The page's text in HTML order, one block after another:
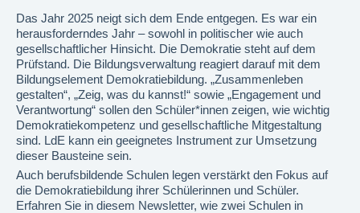
Das Jahr 2025 neigt sich dem Ende entgegen. Es war ein
herausforderndes Jahr – sowohl in politischer wie auch
gesellschaftlicher Hinsicht. Die Demokratie steht auf dem
Prüfstand. Die Bildungsverwaltung reagiert darauf mit dem
Bildungselement Demokratiebildung. „Zusammenleben
gestalten“, „Zeig, was du kannst!“ sowie „Engagement und
Verantwortung“ sollen den Schüler*innen zeigen, wie wichtig
Demokratiekompetenz und gesellschaftliche Mitgestaltung
sind. LdE kann ein geeignetes Instrument zur Umsetzung
dieser Bausteine sein.
Auch berufsbildende Schulen legen verstärkt den Fokus auf
die Demokratiebildung ihrer Schülerinnen und Schüler.
Erfahren Sie in diesem Newsletter, wie zwei Schulen in